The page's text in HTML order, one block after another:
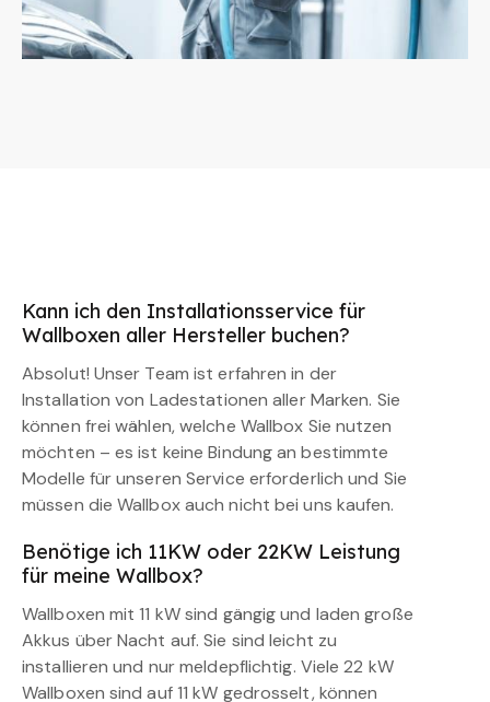
Kann ich den Installationsservice für
Wallboxen aller Hersteller buchen?
Absolut! Unser Team ist erfahren in der
Installation von Ladestationen aller Marken. Sie
können frei wählen, welche Wallbox Sie nutzen
möchten – es ist keine Bindung an bestimmte
Modelle für unseren Service erforderlich und Sie
müssen die Wallbox auch nicht bei uns kaufen.
Benötige ich 11KW oder 22KW Leistung
für meine Wallbox?
Wallboxen mit 11 kW sind gängig und laden große
Akkus über Nacht auf. Sie sind leicht zu
installieren und nur meldepflichtig. Viele 22 kW
Wallboxen sind auf 11 kW gedrosselt, können